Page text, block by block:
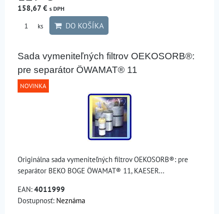
158,67 € s DPH
ks DO KOŠÍKA
Sada vymeniteľných filtrov OEKOSORB®:
pre separátor ÖWAMAT® 11
NOVINKA
Originálna sada vymeniteľných filtrov OEKOSORB®: pre
separátor BEKO BOGE ÖWAMAT® 11, KAESER...
EAN: 4011999
Dostupnosť: Neznáma